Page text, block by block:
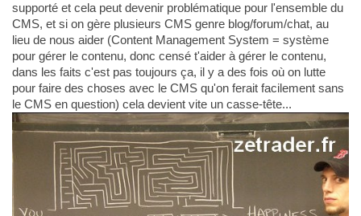
supporté et cela peut devenir problématique pour l'ensemble du
CMS, et si on gère plusieurs CMS genre blog/forum/chat, au
lieu de nous aider (Content Management System = système
pour gérer le contenu, donc censé t'aider à gérer le contenu,
dans les faits c'est pas toujours ça, il y a des fois où on lutte
pour faire des choses avec le CMS qu'on ferait facilement sans
le CMS en question) cela devient vite un casse-tête...